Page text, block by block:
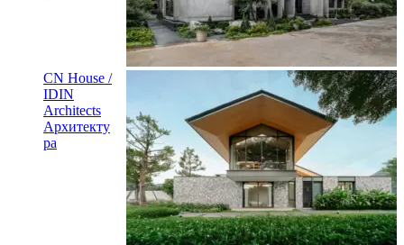
CN House /
IDIN
Architects
Архитекту
ра